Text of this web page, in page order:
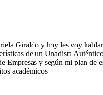
Giraldo y hoy les voy
de un Unadista
Empresas y según mi plan de
académicos